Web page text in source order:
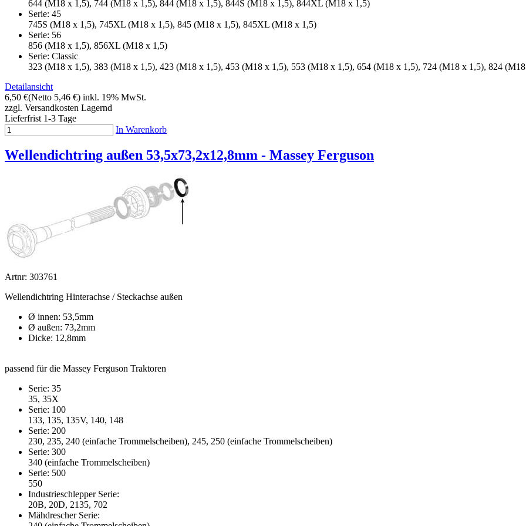
644 (M18 x 1,5), 744 (M18 x 1,5), 844 (M18 x 1,5), 844S (M18 x 1,5), 844XL (M18 x 1,5)
Serie: 45
745S (M18 x 1,5), 745XL (M18 x 1,5), 845 (M18 x 1,5), 845XL (M18 x 1,5)
Serie: 56
856 (M18 x 1,5), 856XL (M18 x 1,5)
Serie: Classic
323 (M18 x 1,5), 383 (M18 x 1,5), 423 (M18 x 1,5), 453 (M18 x 1,5), 553 (M18 x 1,5), 654 (M18 x 1,5), 724 (M18 x 1,5), 824
Detailansicht
6,50 €(Netto 5,46 €) inkl. 19% MwSt.
zzgl. Versandkosten Lagernd
Lieferfrist 1-3 Tage
In Warenkorb
Wellendichtring außen 53,5x73,2x12,8mm - Massey Ferguson
Artnr: 303761
Wellendichtring Hinterachse / Steckachse außen
Ø innen: 53,5mm
Ø außen: 73,2mm
Dicke: 12,8mm
passend für die Massey Ferguson Traktoren
Serie: 35
35, 35X
Serie: 100
133, 135, 135V, 140, 148
Serie: 200
230, 235, 240 (einfache Trommelscheiben), 245, 250 (einfache Trommelscheiben)
Serie: 300
340 (einfache Trommelscheiben)
Serie: 500
550
Industrieschlepper Serie:
20B, 20D, 2135, 702
Mähdrescher Serie: